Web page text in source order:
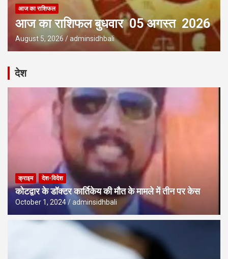
आज का राशिफल
आज का राशिफल बुधवार 05 अगस्त 2026
August 5, 2026 adminsidhbali
देश
क्राइम देश-विदेश
कोटद्वार के डॉक्टर कार्तिकेय की मौत के मामले में तीन पर केस
October 1, 2024 adminsidhbali